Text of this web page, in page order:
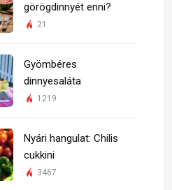
görögdinnyét enni?
21
Gyömbéres
dinnyesaláta
1219
Nyári hangulat: Chilis
cukkini
3467